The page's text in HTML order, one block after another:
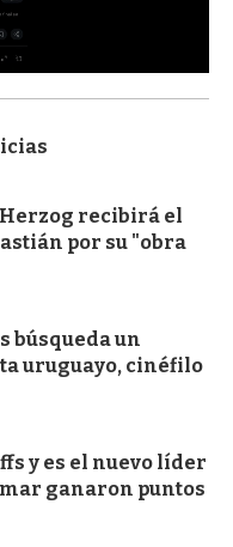
recibirá el
por su "obra
búsqueda un
uruguayo, cinéfilo
y es el nuevo líder
ganaron puntos